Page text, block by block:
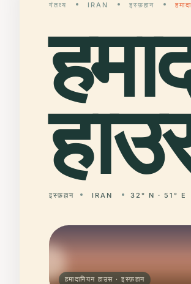
गंतव्य IRAN इस्फ़हान
इस्फ़हान IRAN 32° N · 51° E
हमादानियन हाउस · इस्फ़हान